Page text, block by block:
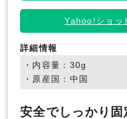
Yahoo!ショッ
詳細情報
・内容量：30g
・原産国：中国
安全でしっかり